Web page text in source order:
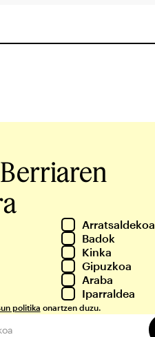
Arratsaldekoa
Badok
Kinka
Gipuzkoa
Araba
Iparraldea
politika onartzen duzu.